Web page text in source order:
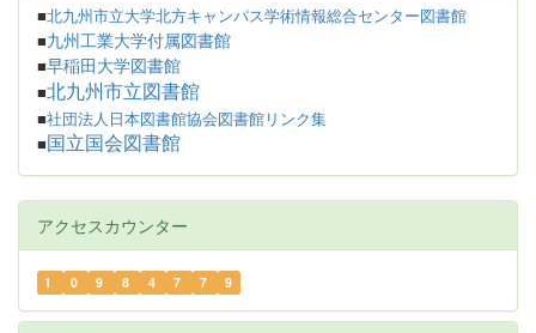
■北九州市立大学北方キャンパス学術情報総合センター図書館
■九州工業大学付属図書館
■早稲田大学図書館
■北九州市立図書館
■社団法人日本図書館協会図書館リンク集
■ 国立国会図書館
アクセスカウンター
1 0 9 8 4 7 7 9